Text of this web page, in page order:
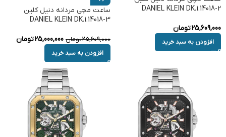
DANIEL KLEIN DK.1.14018-2
25,609,000تومان
افزودن به سبد خرید
ساعت مچی مردانه دنیل کلین
DANIEL KLEIN DK.1.14018-3
25,609,000تومان 25,000,000تومان
افزودن به سبد خرید